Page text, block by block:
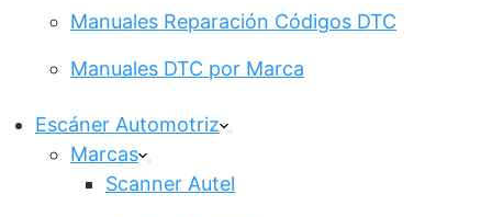
Manuales Reparación Códigos DTC
Manuales DTC por Marca
Escáner Automotriz
Marcas
Scanner Autel